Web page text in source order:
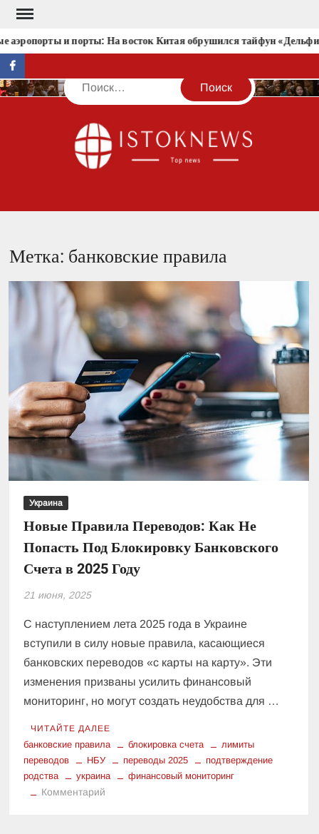
Перейти
содержимому
аэропорты и порты: На восток Китая обрушился тайфун
facebook
Поиск
Метка: банковские правила
Украина
Новые Правила Переводов: Как Не
Попасть Под Блокировку Банковского
Счета в 2025 Году
21 июня, 2025
С наступлением лета 2025 года в Украине
вступили в силу новые правила, касающиеся
банковских переводов «с карты на карту». Эти
изменения призваны усилить финансовый
мониторинг, но могут создать неудобства для …
ЧИТАЙТЕ ДАЛЕЕ
банковские правила блокировка счета
лимиты
переводов
НБУ переводы 2025
подтверждение
родства
украина финансовый мониторинг
Комментарий